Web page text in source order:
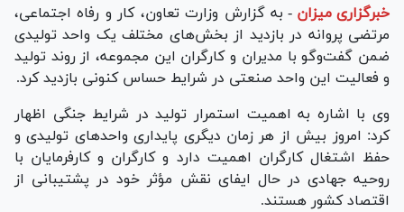
خبرگزاری میزان - به گزارش وزارت تعاون، کار و رفاه اجتماعی،
مرتضی پروانه در بازدید از بخش‌های مختلف یک واحد تولیدی
ضمن گفت‌و‌گو با مدیران و کارگران این مجموعه، از روند تولید
و فعالیت این واحد صنعتی در شرایط حساس کنونی بازدید کرد.
وی با اشاره به اهمیت استمرار تولید در شرایط جنگی اظهار
کرد: امروز بیش از هر زمان دیگری پایداری واحد‌های تولیدی و
حفظ اشتغال کارگران اهمیت دارد و کارگران و کارفرمایان با
روحیه جهادی در حال ایفای نقش مؤثر خود در پشتیبانی از
اقتصاد کشور هستند.